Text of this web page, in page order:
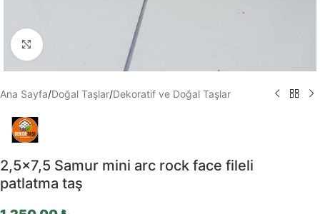
Büyütmek için tıklayın
Ana Sayfa/Doğal Taşlar/Dekoratif ve Doğal Taşlar
2,5×7,5 Samur mini arc rock face fileli
patlatma taş